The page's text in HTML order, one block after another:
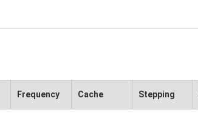
Frequency Cache Stepping